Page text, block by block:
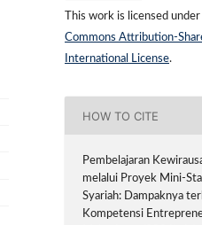
This work is licensed under
Commons Attribution-
International License.
HOW TO CITE
Pembelajaran
melalui Proyek Mini-
Syariah: Dampaknya
Kompetensi